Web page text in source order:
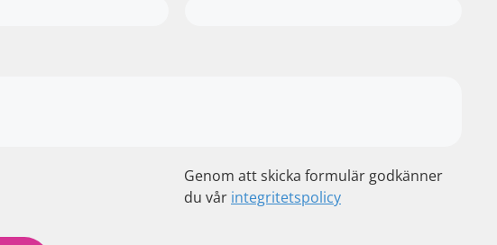
Genom att skicka formulär godkänner
du vår integritetspolicy